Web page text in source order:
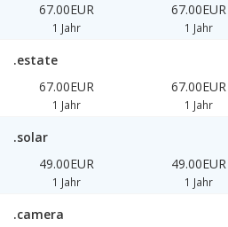
67.00EUR
1 Jahr
67.00EUR
1 Jahr
.estate
67.00EUR
1 Jahr
67.00EUR
1 Jahr
.solar
49.00EUR
1 Jahr
49.00EUR
1 Jahr
.camera